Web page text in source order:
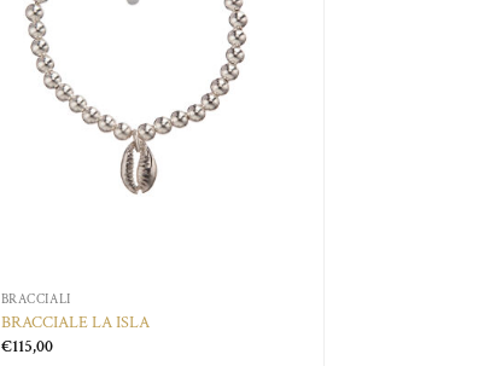
BRACCIALI
BRACCIALE LA ISLA
€115,00